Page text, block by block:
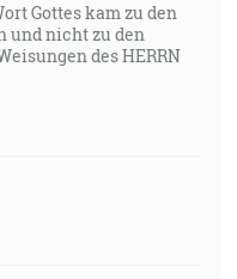
Gottes kam zu den
und nicht zu den
des HERRN